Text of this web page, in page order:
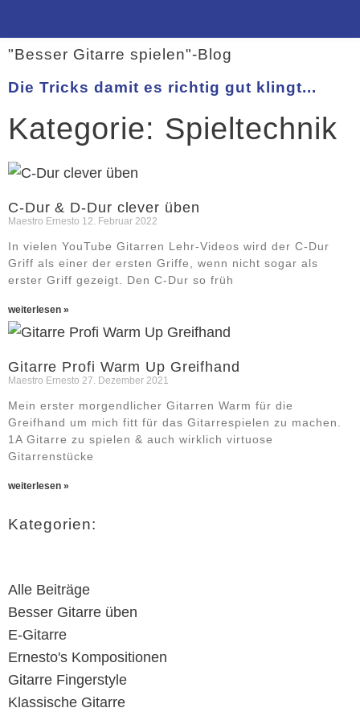
"Besser Gitarre spielen"-Blog
Die Tricks damit es richtig gut klingt...
Kategorie: Spieltechnik
C-Dur & D-Dur clever üben
Maestro Ernesto 12. Februar 2022
In vielen YouTube Gitarren Lehr-Videos wird der C-Dur
Griff als einer der ersten Griffe, wenn nicht sogar als
erster Griff gezeigt. Den C-Dur so früh
weiterlesen »
Gitarre Profi Warm Up Greifhand
Maestro Ernesto 27. Dezember 2021
Mein erster morgendlicher Gitarren Warm für die
Greifhand um mich fitt für das Gitarrespielen zu machen.
1A Gitarre zu spielen & auch wirklich virtuose
Gitarrenstücke
weiterlesen »
Kategorien:
Alle Beiträge
Besser Gitarre üben
E-Gitarre
Ernesto's Kompositionen
Gitarre Fingerstyle
Klassische Gitarre